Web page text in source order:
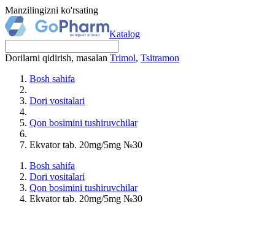
Manzilingizni ko'rsating
Katalog
Dorilarni qidirish, masalan Trimol, Tsitramon
Bosh sahifa
Dori vositalari
Qon bosimini tushiruvchilar
Ekvator tab. 20mg/5mg №30
Bosh sahifa
Dori vositalari
Qon bosimini tushiruvchilar
Ekvator tab. 20mg/5mg №30